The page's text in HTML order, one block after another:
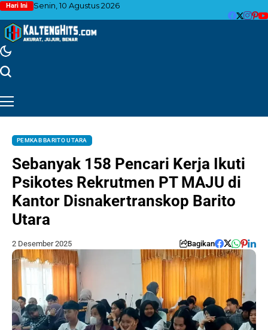
Hari Ini Senin, 10 Agustus 2026
PEMKAB BARITO UTARA
Sebanyak 158 Pencari Kerja Ikuti
Psikotes Rekrutmen PT MAJU di
Kantor Disnakertranskop Barito
Utara
2 Desember 2025 Bagikan